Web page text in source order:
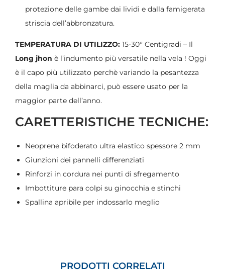
protezione delle gambe dai lividi e dalla famigerata
striscia dell’abbronzatura.
TEMPERATURA DI UTILIZZO: 15-30° Centigradi – Il
Long jhon è l’indumento più versatile nella vela ! Oggi
è il capo più utilizzato perchè variando la pesantezza
della maglia da abbinarci, può essere usato per la
maggior parte dell’anno.
CARETTERISTICHE TECNICHE:
Neoprene bifoderato ultra elastico spessore 2 mm
Giunzioni dei pannelli differenziati
Rinforzi in cordura nei punti di sfregamento
Imbottiture para colpi su ginocchia e stinchi
Spallina apribile per indossarlo meglio
PRODOTTI CORRELATI